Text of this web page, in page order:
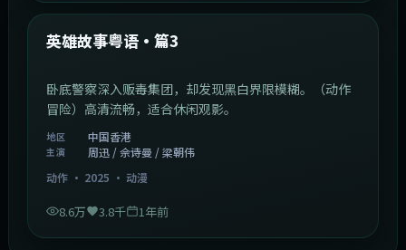
最新
英雄故事粤语·篇3
卧底警察深入贩毒集团，却发现黑白界限模糊。（动作
冒险）高清流畅，适合休闲观影。
地区 中国香港
主演
周迅 / 佘诗曼 / 梁朝伟
动作· 2025 · 动漫
8.6万 3.8千 1年前